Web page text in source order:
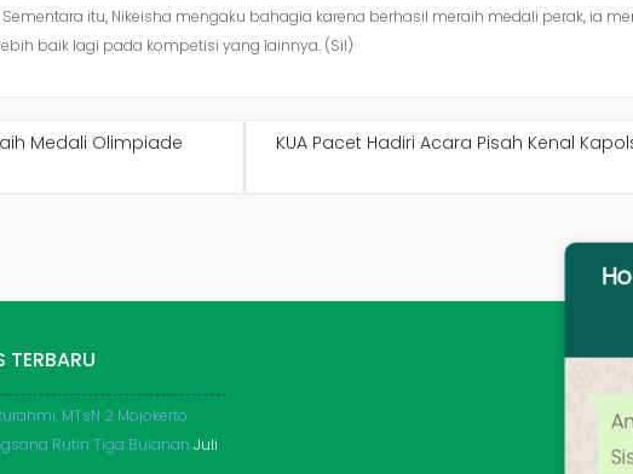
itu, Nikeisha mengaku bahagia karena berhasil meraih medali perak, ia
baik lagi pada kompetisi yang lainnya. (Sil)
Medali Olimpiade
KUA Pacet Hadiri Acara Pisah Kenal
TERBARU
MTsN 2 Mojokerto
Rutin Tiga Bulanan Juli